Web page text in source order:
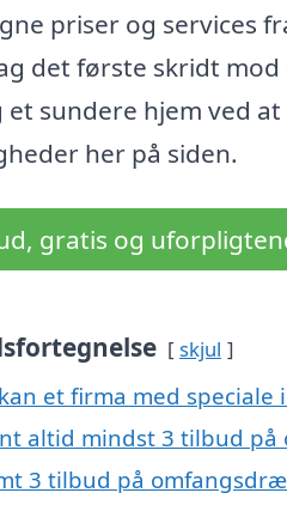
priser og services
det første skridt
sundere hjem ved
her på siden.
gratis og
skjul
et firma med
altid mindst 3 tilbud
3 tilbud på